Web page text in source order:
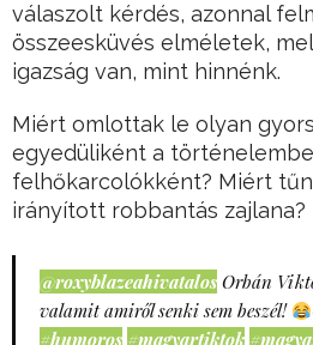
válaszolt kérdés, azonnal
összeesküvés elméletek,
igazság van, mint hinnénk.
Miért omlottak le olyan
egyedüliként a
felhőkarcolókként? Miért
irányított robbantás zajlana?
@roxyblazeahivatalos Orbán
valamit amiről senki sem beszél!
#humoros #magyartiktok